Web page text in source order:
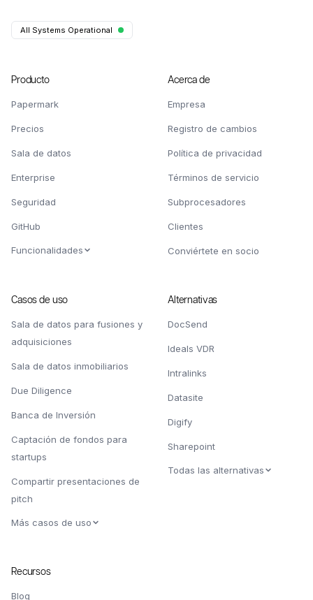
All Systems Operational
Producto
Papermark
Precios
Sala de datos
Enterprise
Seguridad
GitHub
Funcionalidades
Acerca de
Empresa
Registro de cambios
Política de privacidad
Términos de servicio
Subprocesadores
Clientes
Conviértete en socio
Casos de uso
Sala de datos para fusiones y
adquisiciones
Sala de datos inmobiliarios
Due Diligence
Banca de Inversión
Captación de fondos para
startups
Compartir presentaciones de
pitch
Más casos de uso
Alternativas
DocSend
Ideals VDR
Intralinks
Datasite
Digify
Sharepoint
Todas las alternativas
Recursos
Blog